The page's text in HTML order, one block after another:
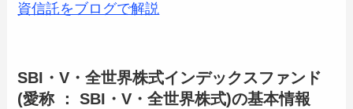
資信託をブログで解説
SBI・V・全世界株式インデックスファンド
(愛称 ： SBI・V・全世界株式)の基本情報